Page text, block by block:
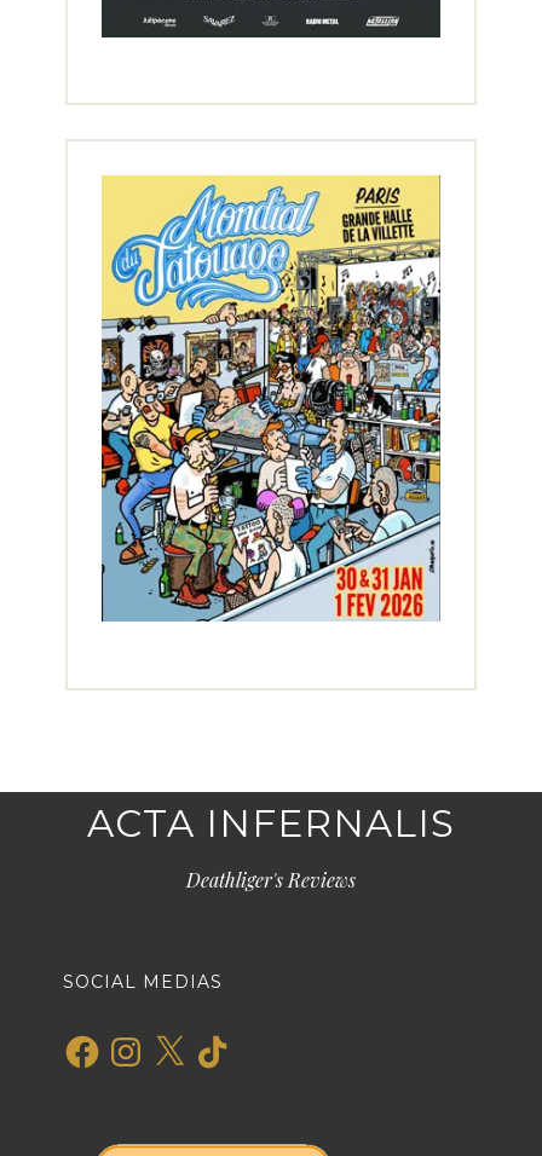
ACTA INFERNALIS
Deathliger's Reviews
SOCIAL MEDIAS
FacebookInstagram
X TikTok